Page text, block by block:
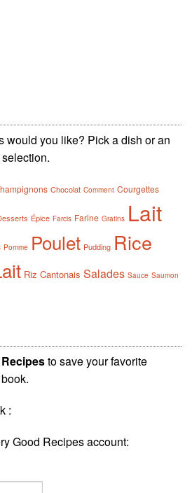
would you like? Pick a dish or an
Chocolat Comment Courgettes
Épice Farcis Farine Gratins Lait
Pomme Poulet Pudding Rice
Riz Cantonais Salades Sauce Saumon
to save your favorite
:
Good Recipes account: